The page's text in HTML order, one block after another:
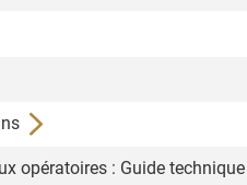
opératoires : Guide